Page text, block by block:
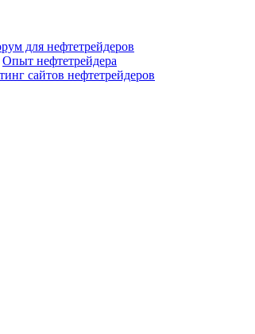
для нефтетрейдеров
Опыт нефтетрейдера
сайтов нефтетрейдеров